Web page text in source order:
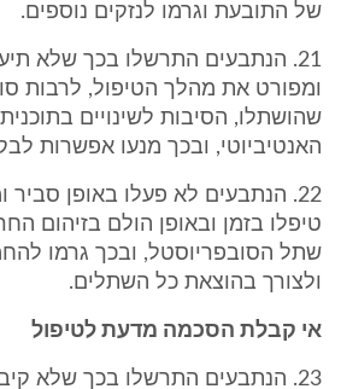
של התובעת וגרמו לנזקים נוספים.
21. הנתבעים התרשלו בכך שלא
ומפורט את מהלך הטיפול, לרבות
שהושתלו, הסיבות לשינויים
האנטיביוטי, ובכך מנעו אפשרות
22. הנתבעים לא פעלו באופן סביר
טיפלו בזמן ובאופן הולם בזיהום
שתל הסובפריוסטל, ובכך גרמו
ולצורך בהוצאת כל השתלים.
אי קבלת הסכמה מדעת לטיפול
23. הנתבעים התרשלו בכך שלא